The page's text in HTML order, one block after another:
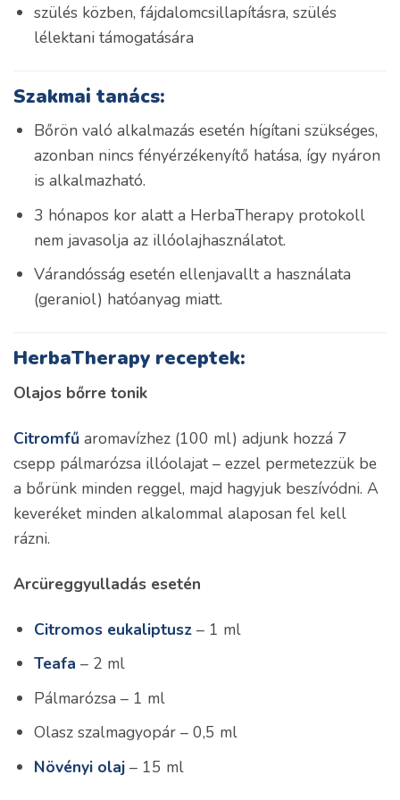
szülés közben, fájdalomcsillapításra, szülés
lélektani támogatására
Szakmai tanács:
Bőrön való alkalmazás esetén hígítani szükséges,
azonban nincs fényérzékenyítő hatása, így nyáron
is alkalmazható.
3 hónapos kor alatt a HerbaTherapy protokoll
nem javasolja az illóolajhasználatot.
Várandósság esetén ellenjavallt a használata
(geraniol) hatóanyag miatt.
HerbaTherapy receptek:
Olajos bőrre tonik
Citromfű aromavízhez (100 ml) adjunk hozzá 7
csepp pálmarózsa illóolajat – ezzel permetezzük be
a bőrünk minden reggel, majd hagyjuk beszívódni. A
keveréket minden alkalommal alaposan fel kell
rázni.
Arcüreggyulladás esetén
Citromos eukaliptusz– 1 ml
Teafa – 2 ml
Pálmarózsa – 1 ml
Olasz szalmagyopár – 0,5 ml
Növényi olaj– 15 ml